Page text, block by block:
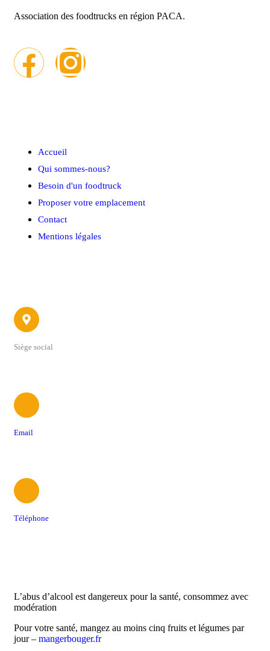
Association des foodtrucks en région PACA.
Accueil
Qui sommes-nous?
Besoin d'un foodtruck
Proposer votre emplacement
Contact
Mentions légales
Siège social
Email
Téléphone
L’abus d’alcool est dangereux pour la santé, consommez avec
modération
Pour votre santé, mangez au moins cinq fruits et légumes par
jour – mangerbouger.fr